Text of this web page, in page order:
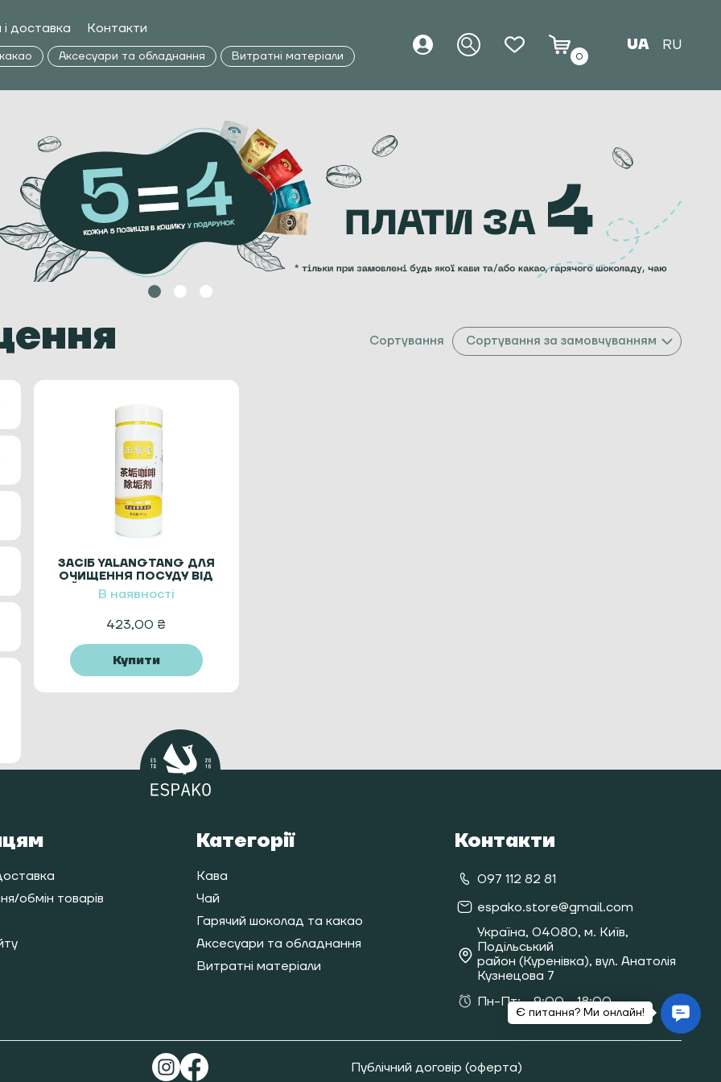
доставка Контакти
Аксесуари та обладнання Витратні матеріали 0
UA RU
Сортування Сортування за замовчуванням
ЗАСІБ YALANGTANG ДЛЯ
ОЧИЩЕННЯ ПОСУДУ ВІД
ЧАЙНОГО НАЛЬОТУ 300 Г
В наявності
423,00 ₴
Купити
обмін товарів
Категорії
Кава
Чай
Гарячий шоколад та какао
Аксесуари та обладнання
Витратні матеріали
Контакти
097 112 82 81
espako.store@gmail.com
Україна, 04080, м. Київ,
Подільський
район (Куренівка), вул. Анатолія
Кузнецова 7
Пн-Пт:9:00 - 18:00
Публічний договір (оферта)